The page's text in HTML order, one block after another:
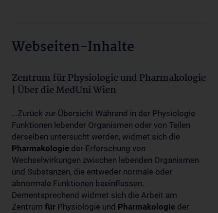
Webseiten-Inhalte
Zentrum für Physiologie und Pharmakologie
| Über die MedUni Wien
...Zurück zur Übersicht Während in der Physiologie
Funktionen lebender Organismen oder von Teilen
derselben untersucht werden, widmet sich die
Pharmakologie der Erforschung von
Wechselwirkungen zwischen lebenden Organismen
und Substanzen, die entweder normale oder
abnormale Funktionen beeinflussen.
Dementsprechend widmet sich die Arbeit am
Zentrum für Physiologie und Pharmakologie der